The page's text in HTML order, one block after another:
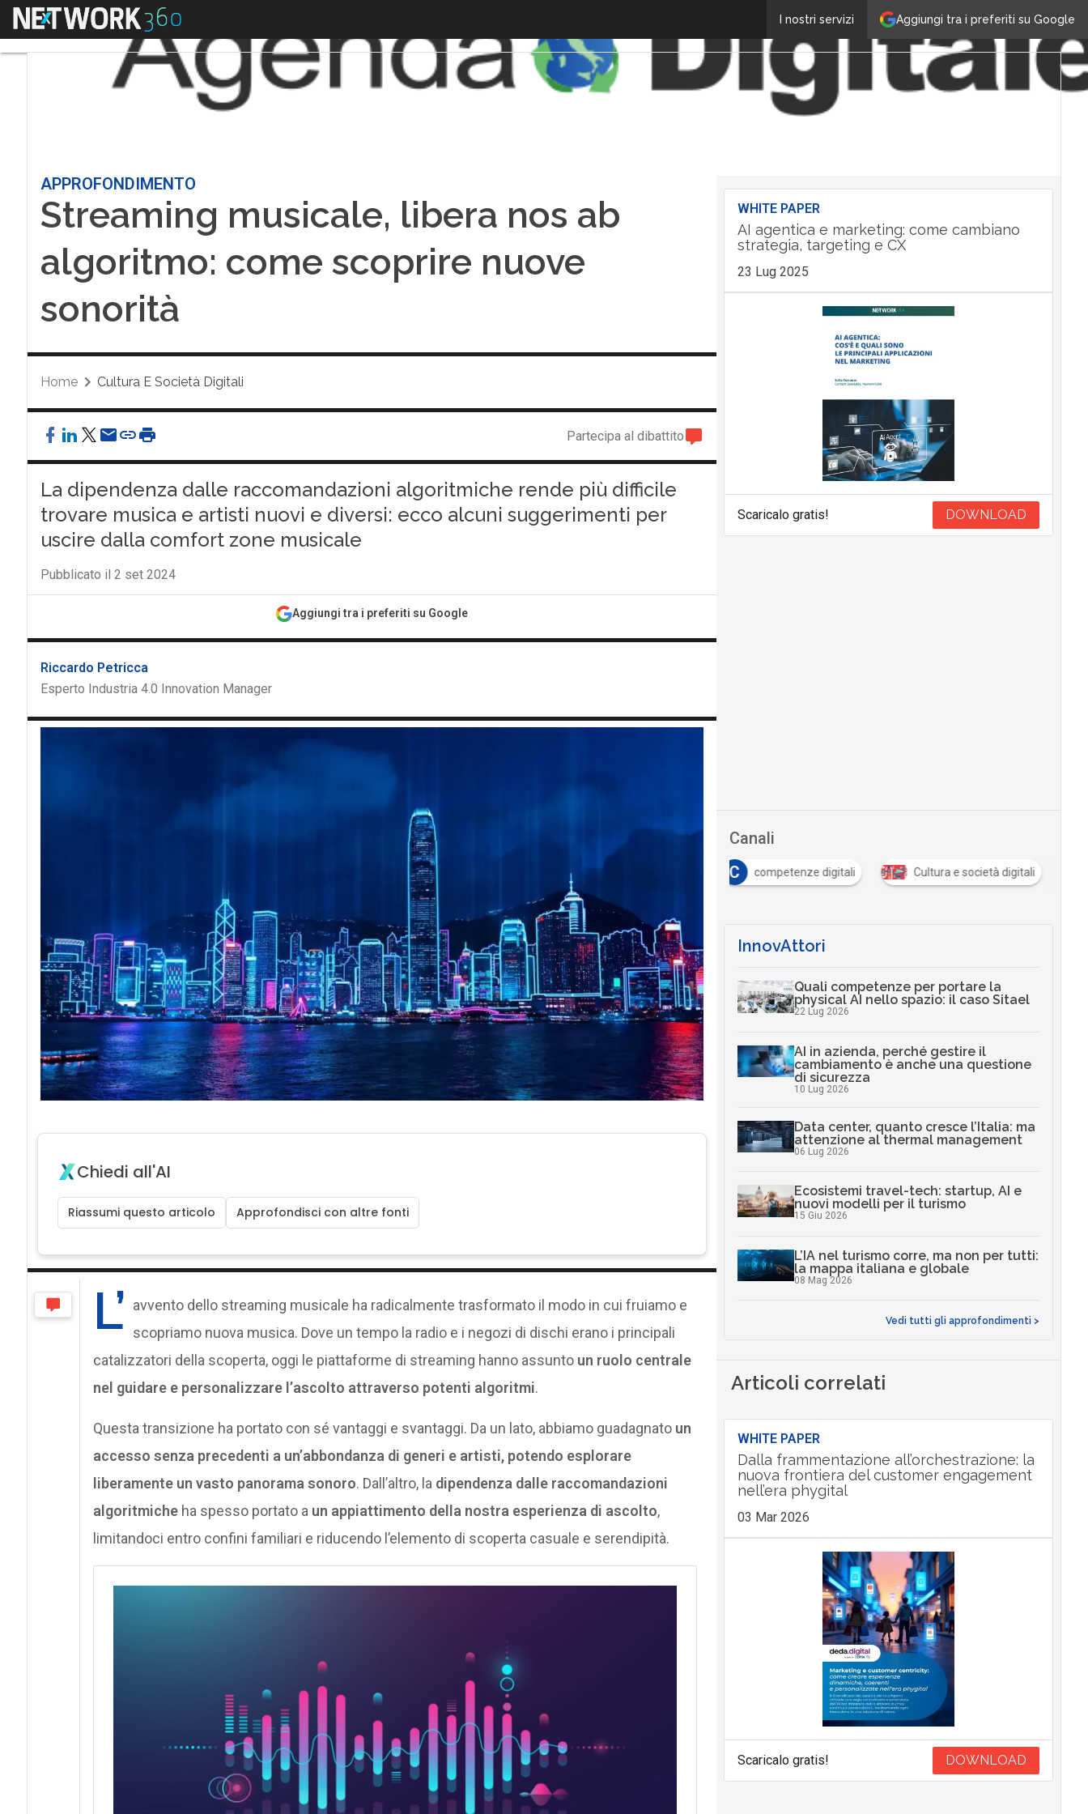
Aggiungi tra i preferiti su Google
I nostri servizi
Menu
APPROFONDIMENTO
Streaming musicale, libera nos ab
algoritmo: come scoprire nuove
sonorità
Home Cultura E Società Digitali
Partecipa al dibattito
La dipendenza dalle raccomandazioni algoritmiche rende più difficile
trovare musica e artisti nuovi e diversi: ecco alcuni suggerimenti per
uscire dalla comfort zone musicale
Pubblicato il 2 set 2024
Aggiungi tra i preferiti su Google
Riccardo Petricca
Esperto Industria 4.0 Innovation Manager
Chiedi all'AI
Riassumi questo articolo Approfondisci con altre fonti
L’ avvento dello streaming musicale ha radicalmente trasformato il modo in cui fruiamo e
scopriamo nuova musica. Dove un tempo la radio e i negozi di dischi erano i principali
catalizzatori della scoperta, oggi le piattaforme di streaming hanno assunto un ruolo centrale
nel guidare e personalizzare l’ascolto attraverso potenti algoritmi.
Questa transizione ha portato con sé vantaggi e svantaggi. Da un lato, abbiamo guadagnatoun
accesso senza precedenti a un’abbondanza di generi e artisti, potendo esplorare
liberamente un vasto panorama sonoro. Dall’altro, la dipendenza dalle raccomandazioni
algoritmicheha spesso portato a un appiattimento della nostra esperienza di ascolto,
limitandoci entro confini familiari e riducendo l’elemento di scoperta casuale e serendipità.
WHITE PAPER
AI agentica e marketing: come cambiano
strategia, targeting e CX
23 Lug 2025
Scaricalo gratis! DOWNLOAD
Canali
C
competenze digitali Cultura e società digitali
InnovAttori
Quali competenze per portare la
physical AI nello spazio: il caso Sitael
22 Lug 2026
AI in azienda, perché gestire il
cambiamento è anche una questione
di sicurezza
10 Lug 2026
Data center, quanto cresce l’Italia: ma
attenzione al thermal management
06 Lug 2026
Ecosistemi travel-tech: startup, AI e
nuovi modelli per il turismo
15 Giu 2026
L’IA nel turismo corre, ma non per tutti:
la mappa italiana e globale
08 Mag 2026
Vedi tutti gli approfondimenti >
Articoli correlati
WHITE PAPER
Dalla frammentazione all’orchestrazione: la
nuova frontiera del customer engagement
nell’era phygital
03 Mar 2026
Scaricalo gratis! DOWNLOAD